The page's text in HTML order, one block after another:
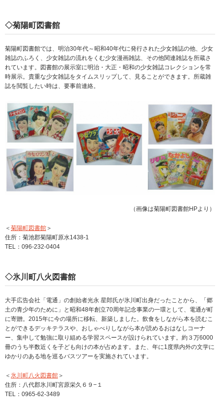
◇菊陽町図書館
菊陽町図書館では、明治30年代～昭和40年代に発行された少女雑誌の他、少女
雑誌のふろく、少女雑誌の流れをくむ少女漫画雑誌、その他関連雑誌を所蔵さ
れています。図書館の展示室に明治・大正・昭和の少女雑誌コレクションを常
時展示。貴重な少女雑誌をタイムスリップして、見ることができます。所蔵雑
誌を閲覧したい時は、要事前連絡。
（画像は菊陽町図書館HPより）
＜ 菊陽町図書館 ＞
住所：菊池郡菊陽町原水1438-1
TEL：096-232-0404
◇氷川町八火図書館
大手広告会社「電通」の創始者光永 星郎氏が氷川町出身だったことから、「郷
土の青少年のために」と昭和48年創立70周年記念事業の一環として、電通が町
に寄贈。2015年に今の場所に移転、新築しました。飲食をしながら本を読むこ
とができるデッキテラスや、おしゃべりしながら本が読めるおはなしコーナ
ー、集中して勉強に取り組める学習スペースが設けられています。約３万6000
冊のうち半数近くを子ども向けの本が占めます。また、年に1度県内外の文学に
ゆかりのある地を巡るバスツアーを実施されています。
＜ 氷川町八火図書館 ＞
住所：八代郡氷川町宮原栄久６９−１
TEL：0965-62-3489